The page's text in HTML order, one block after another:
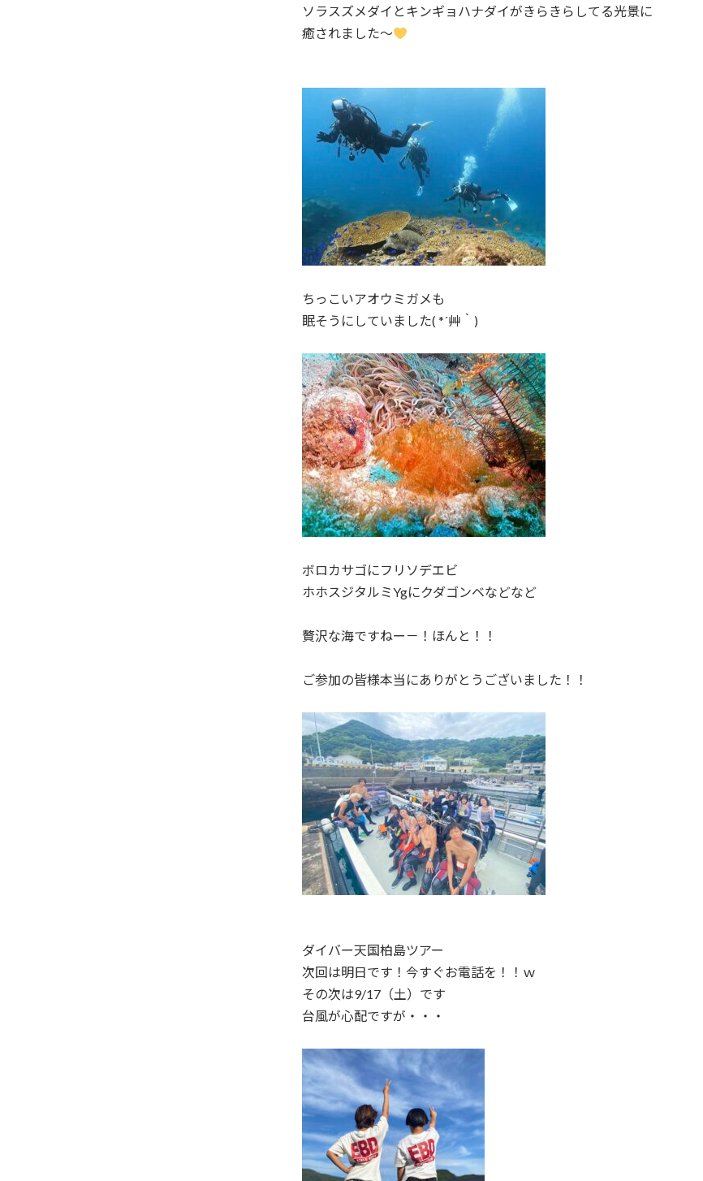
ソラスズメダイとキンギョハナダイがきらきらしてる光景に
癒されました～
ちっこいアオウミガメも
眠そうにしていました( *´艸｀)
ボロカサゴにフリソデエビ
ホホスジタルミYgにクダゴンベなどなど
贅沢な海ですねー－！ほんと！！
ご参加の皆様本当にありがとうございました！！
ダイバー天国柏島ツアー
次回は明日です！今すぐお電話を！！ｗ
その次は9/17（土）です
台風が心配ですが・・・